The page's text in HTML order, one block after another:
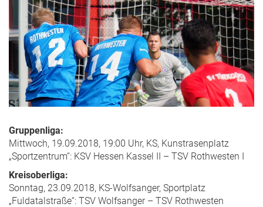
Gruppenliga:
Mittwoch, 19.09.2018, 19:00 Uhr, KS, Kunstrasenplatz
„Sportzentrum“: KSV Hessen Kassel II – TSV Rothwesten I
Kreisoberliga:
Sonntag, 23.09.2018, KS-Wolfsanger, Sportplatz
„Fuldatalstraße“: TSV Wolfsanger – TSV Rothwesten